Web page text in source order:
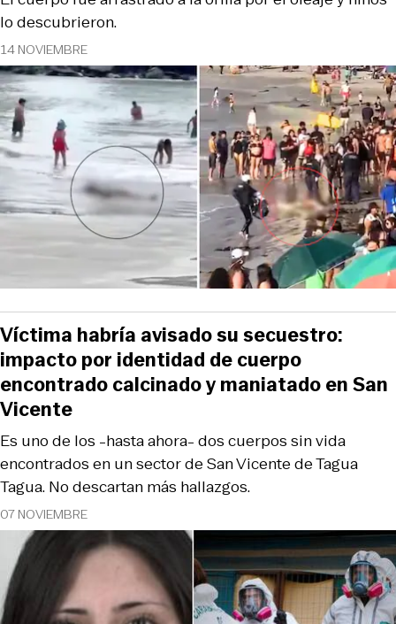
14 NOVIEMBRE
lo descubrieron.
07 NOVIEMBRE
Es uno de los -hasta ahora- dos cuerpos sin vida
encontrados en un sector de San Vicente de Tagua
Tagua. No descartan más hallazgos.
Víctima habría avisado su secuestro:
impacto por identidad de cuerpo
encontrado calcinado y maniatado en San
Vicente